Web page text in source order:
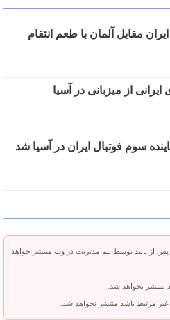
مقابل آلمان با طعم انتقام
از میزبانی در آسیا
سوم فوتبال ایران در آسیا شد
از تایید توسط تیم مدیریت در وب منتشر خواهد
منتشر نخواهد شد.
غیر مرتبط باشد منتشر نخواهد شد.